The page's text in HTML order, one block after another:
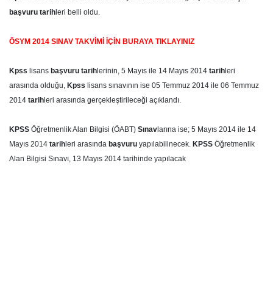
başvuru tarih leri belli oldu.
ÖSYM 2014 SINAV TAKVİMİ İÇİN BURAYA TIKLAYINIZ
Kpss lisans başvuru tarih lerinin, 5 Mayıs ile 14 Mayıs 2014 tarih leri
arasında olduğu, Kpss lisans sınavının ise 05 Temmuz 2014 ile 06 Temmuz
2014 tarih leri arasında gerçekleştirileceği açıklandı.
KPSS Öğretmenlik Alan Bilgisi (ÖABT) Sınav larına ise; 5 Mayıs 2014 ile 14
Mayıs 2014 tarih leri arasında başvuru yapılabilinecek. KPSS Öğretmenlik
Alan Bilgisi Sınavı, 13 Mayıs 2014 tarihinde yapılacak